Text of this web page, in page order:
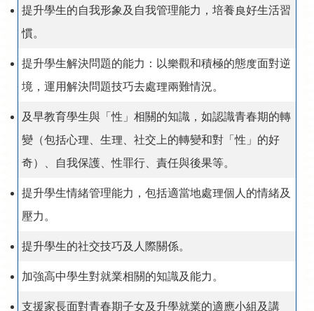
提升學生的自我形象及自我管理能力，培養良好生活習
慣。
提升學生解決問題的能力：以樂觀和積極的態度面對逆
境，運用解決問題技巧去處理兩難情況。
及早教育學生與「性」相關的知識，如認識青春期的轉
變（包括心理、生理、社交上的轉變和對「性」的好
奇）、自我保護、性罪行、責任與後果等。
提升學生情緒管理能力，包括適當地處理個人的情緒及
壓力。
提升學生的社交技巧及人際關係。
加強高中學生對就業相關的知識及能力。
支援家長面對青春期子女及升學就業的適應小組及講